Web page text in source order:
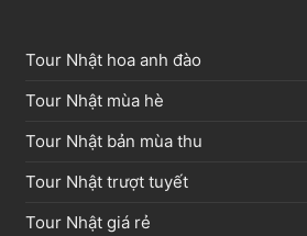
Tour Nhật hoa anh đào
Tour Nhật mùa hè
Tour Nhật bản mùa thu
Tour Nhật trượt tuyết
Tour Nhật giá rẻ